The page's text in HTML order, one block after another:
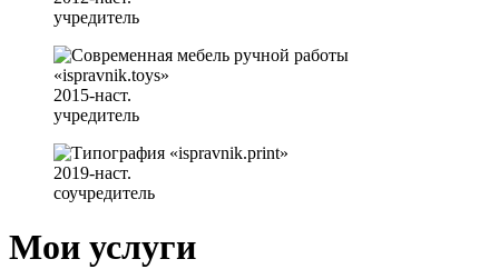
учредитель
2015-наст.
учредитель
2019-наст.
соучредитель
Мои услуги